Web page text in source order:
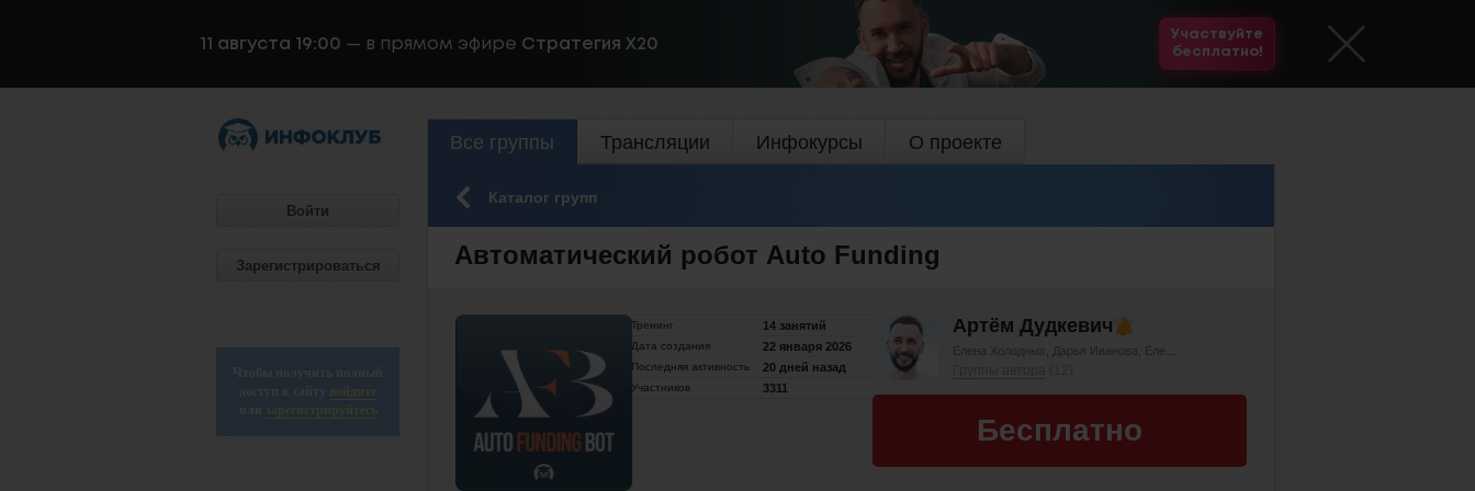
11 августа 19:00 — в прямом эфире Стратегия Х20
Участвуйте
бесплатно!
Войти
Зарегистрироваться
Чтобы получить полный
доступ к сайту войдите
или зарегистрируйтесь
Все группы Трансляции Инфокурсы О проекте
Каталог групп
Автоматический робот Auto Funding
Тренинг 14 занятий
Дата создания 22 января 2026
Последняя активность 20 дней назад
Участников 3311
Артём Дудкевич
Елена Холодных Дарья Иванова Елена Мельникова
Бесплатно